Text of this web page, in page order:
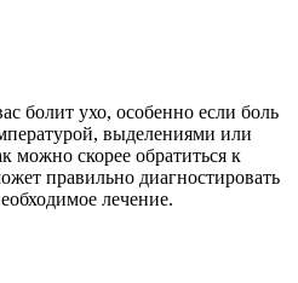
болит ухо, особенно если боль
выделениями или
можно скорее обратиться к
правильно диагностировать
лечение.